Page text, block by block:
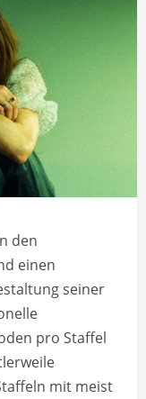
den
einen
seiner
pro Staffel
mit meist